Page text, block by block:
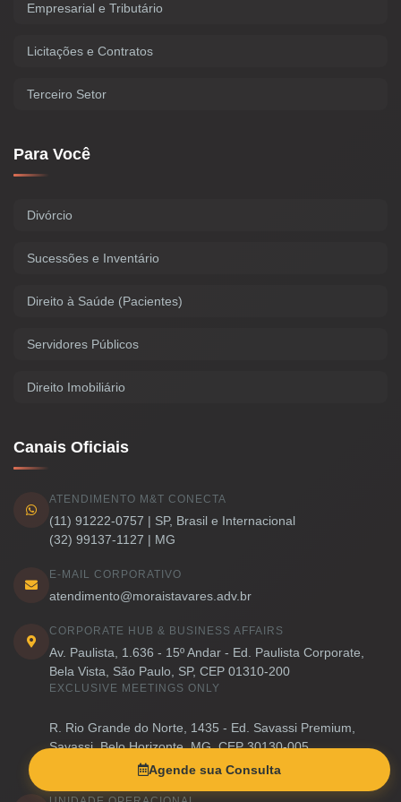
Agende sua Consulta
Empresarial e Tributário
Licitações e Contratos
Terceiro Setor
Para Você
Divórcio
Sucessões e Inventário
Direito à Saúde (Pacientes)
Servidores Públicos
Direito Imobiliário
Canais Oficiais
ATENDIMENTO M&T CONECTA
(11) 91222-0757 | SP, Brasil e Internacional
(32) 99137-1127 | MG
E-MAIL CORPORATIVO
atendimento@moraistavares.adv.br
CORPORATE HUB & BUSINESS AFFAIRS
Av. Paulista, 1.636 - 15º Andar - Ed. Paulista Corporate,
Bela Vista, São Paulo, SP, CEP 01310-200
EXCLUSIVE MEETINGS ONLY
R. Rio Grande do Norte, 1435 - Ed. Savassi Premium,
Savassi, Belo Horizonte, MG, CEP 30130-005
EXCLUSIVE MEETINGS ONLY